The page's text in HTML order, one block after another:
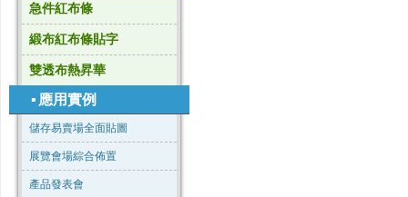
急件紅布條
緞布紅布條貼字
雙透布熱昇華
▪ 應用實例
儲存易賣場全面貼圖
展覽會場綜合佈置
產品發表會